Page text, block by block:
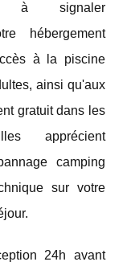
à signaler
hébergement
à la piscine
ainsi qu'aux
gratuit dans les
apprécient
camping
sur votre
24h avant